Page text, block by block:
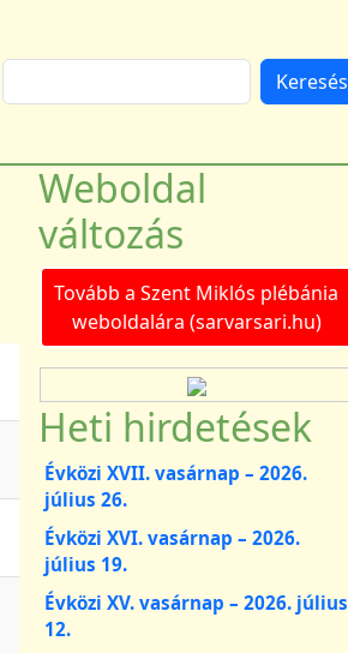
Weboldal
változás
Tovább a Szent Miklós plébánia
weboldalára (sarvarsari.hu)
Heti hirdetések
Évközi XVII. vasárnap – 2026.
július 26.
Évközi XVI. vasárnap – 2026.
július 19.
Évközi XV. vasárnap – 2026. július
12.